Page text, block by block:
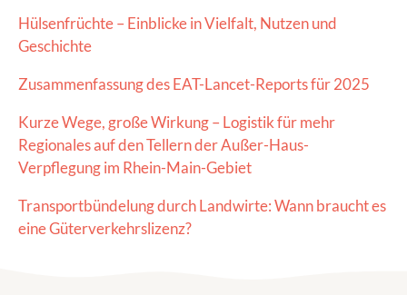
Hülsenfrüchte – Einblicke in Vielfalt, Nutzen und
Geschichte
Zusammenfassung des EAT-Lancet-Reports für 2025
Kurze Wege, große Wirkung – Logistik für mehr
Regionales auf den Tellern der Außer-Haus-
Verpflegung im Rhein-Main-Gebiet
Transportbündelung durch Landwirte: Wann braucht es
eine Güterverkehrslizenz?